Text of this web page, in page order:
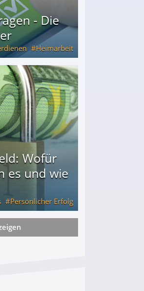
- Die
Heimarbeit
Wofür
es und wie
Persönlicher Erfolg